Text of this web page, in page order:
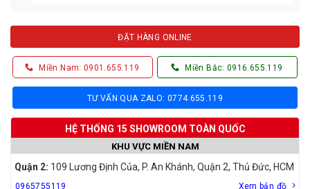
ĐẶT HÀNG ONLINE
Miền Nam: 0901.655.119 Miền Bắc: 0916.655.119
TƯ VẤN QUA ZALO: 0774.655.119
HỆ THỐNG 15 SHOWROOM TOÀN QUỐC
KHU VỰC MIỀN NAM
Quận 2: 109 Lương Định Của, P. An Khánh, Quận 2, Thủ Đức, HCM
0965755119 Xem bản đồ